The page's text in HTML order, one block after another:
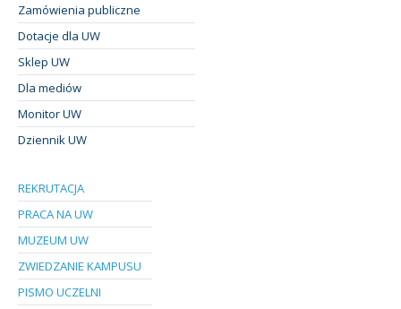
Zamówienia publiczne
Dotacje dla UW
Sklep UW
Dla mediów
Monitor UW
Dziennik UW
REKRUTACJA
PRACA NA UW
MUZEUM UW
ZWIEDZANIE KAMPUSU
PISMO UCZELNI